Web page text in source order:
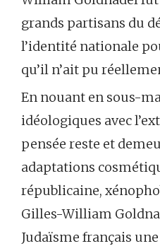
grands partisans du
l’identité nationale
qu’il n’ait pu
En nouant en sous-
idéologiques avec
pensée reste et
adaptations
républicaine,
Gilles-William
Judaïsme français